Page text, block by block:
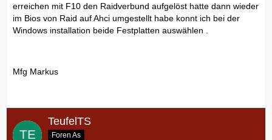
erreichen mit F10 den Raidverbund aufgelöst hatte dann wieder
im Bios von Raid auf Ahci umgestellt habe konnt ich bei der
Windows installation beide Festplatten auswählen .
Mfg Markus
TeufelTS
Foren As